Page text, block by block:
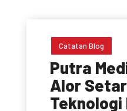
Catatan Blog
Putra
Alor
Teknologi